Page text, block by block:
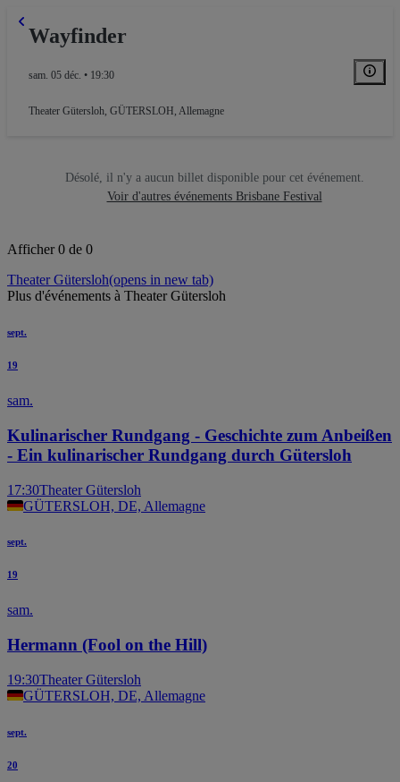
Wayfinder
sam. 05 déc. • 19:30
Theater Gütersloh, GÜTERSLOH, Allemagne
Désolé, il n'y a aucun billet disponible pour cet événement.
Voir d'autres événements Brisbane Festival
Afficher 0 de 0
Theater Gütersloh(opens in new tab)
Plus d'événements à Theater Gütersloh
sept.
19
sam.
Kulinarischer Rundgang - Geschichte zum Anbeißen
- Ein kulinarischer Rundgang durch Gütersloh
17:30Theater Gütersloh
GÜTERSLOH, DE, Allemagne
sept.
19
sam.
Hermann (Fool on the Hill)
19:30Theater Gütersloh
GÜTERSLOH, DE, Allemagne
sept.
20